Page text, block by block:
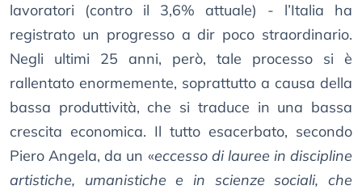
lavoratori (contro il 3,6% attuale) - l’Italia ha
registrato un progresso a dir poco straordinario.
Negli ultimi 25 anni, però, tale processo si è
rallentato enormemente, soprattutto a causa della
bassa produttività, che si traduce in una bassa
crescita economica. Il tutto esacerbato, secondo
Piero Angela, da un «eccesso di lauree in discipline
artistiche, umanistiche e in scienze sociali, che